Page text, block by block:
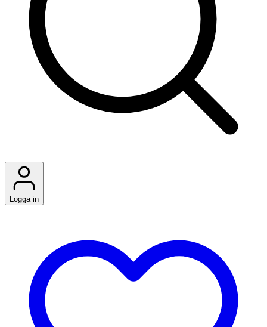
Logga in